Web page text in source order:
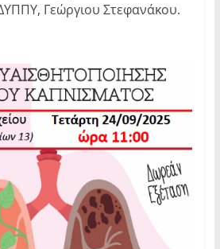
Γεώργιου Στεφανάκου.